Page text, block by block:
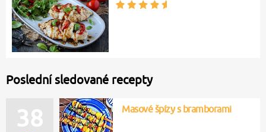
Poslední sledované recepty
38 Masové špízy s bramborami